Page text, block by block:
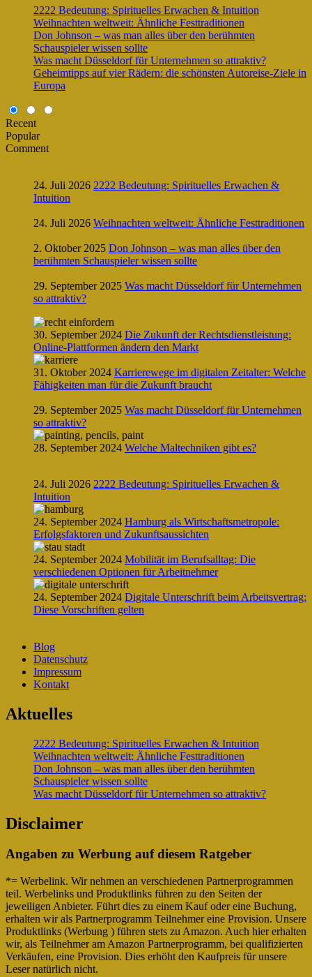
2222 Bedeutung: Spirituelles Erwachen & Intuition
Weihnachten weltweit: Ähnliche Festtraditionen
Don Johnson – was man alles über den berühmten
Schauspieler wissen sollte
Was macht Düsseldorf für Unternehmen so attraktiv?
Geheimtipps auf vier Rädern: die schönsten Autoreise-Ziele in
Europa
Recent
Popular
Comment
24. Juli 2026 2222 Bedeutung: Spirituelles Erwachen &
Intuition
24. Juli 2026 Weihnachten weltweit: Ähnliche Festtraditionen
2. Oktober 2025 Don Johnson – was man alles über den
berühmten Schauspieler wissen sollte
29. September 2025 Was macht Düsseldorf für Unternehmen
so attraktiv?
30. September 2024 Die Zukunft der Rechtsdienstleistung:
Online-Plattformen ändern den Markt
31. Oktober 2024 Karrierewege im digitalen Zeitalter: Welche
Fähigkeiten man für die Zukunft braucht
29. September 2025 Was macht Düsseldorf für Unternehmen
so attraktiv?
28. September 2024 Welche Maltechniken gibt es?
24. Juli 2026 2222 Bedeutung: Spirituelles Erwachen &
Intuition
24. September 2024 Hamburg als Wirtschaftsmetropole:
Erfolgsfaktoren und Zukunftsaussichten
24. September 2024 Mobilität im Berufsalltag: Die
verschiedenen Optionen für Arbeitnehmer
24. September 2024 Digitale Unterschrift beim Arbeitsvertrag:
Diese Vorschriften gelten
Blog
Datenschutz
Impressum
Kontakt
Aktuelles
2222 Bedeutung: Spirituelles Erwachen & Intuition
Weihnachten weltweit: Ähnliche Festtraditionen
Don Johnson – was man alles über den berühmten
Schauspieler wissen sollte
Was macht Düsseldorf für Unternehmen so attraktiv?
Disclaimer
Angaben zu Werbung auf diesem Ratgeber
*= Werbelink. Wir nehmen an verschiedenen Partnerprogrammen
teil. Werbelinks und Produktlinks führen zu den Seiten der
jeweiligen Anbieter. Führt dies zu einem Kauf oder eine Buchung,
erhalten wir als Partnerprogramm Teilnehmer eine Provision. Unsere
Produktlinks (Werbung ) führen stets zu Amazon. Auch hier erhalten
wir, als Teilnehmer am Amazon Partnerprogramm, bei qualifizierten
Verkäufen, eine Provision. Dies erhöht den Kaufpreis für unsere
Leser natürlich nicht.